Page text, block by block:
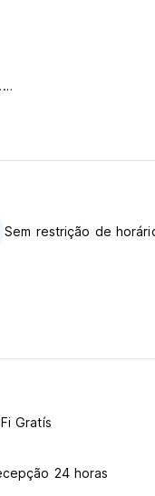
(Auto-translated from
Sem restrição de
Gratís
24 horas